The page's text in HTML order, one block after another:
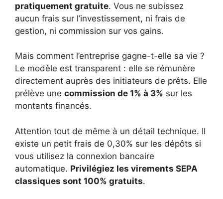
pratiquement gratuite. Vous ne subissez
aucun frais sur l’investissement, ni frais de
gestion, ni commission sur vos gains.
Mais comment l’entreprise gagne-t-elle sa vie ?
Le modèle est transparent : elle se rémunère
directement auprès des initiateurs de prêts. Elle
prélève une commission de 1% à 3% sur les
montants financés.
Attention tout de même à un détail technique. Il
existe un petit frais de 0,30% sur les dépôts si
vous utilisez la connexion bancaire
automatique. Privilégiez les virements SEPA
classiques sont 100% gratuits.